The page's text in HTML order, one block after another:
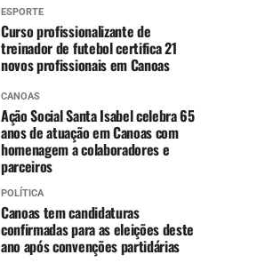
ESPORTE
Curso profissionalizante de
treinador de futebol certifica 21
novos profissionais em Canoas
CANOAS
Ação Social Santa Isabel celebra 65
anos de atuação em Canoas com
homenagem a colaboradores e
parceiros
POLÍTICA
Canoas tem candidaturas
confirmadas para as eleições deste
ano após convenções partidárias